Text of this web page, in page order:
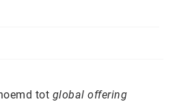
tot global offering